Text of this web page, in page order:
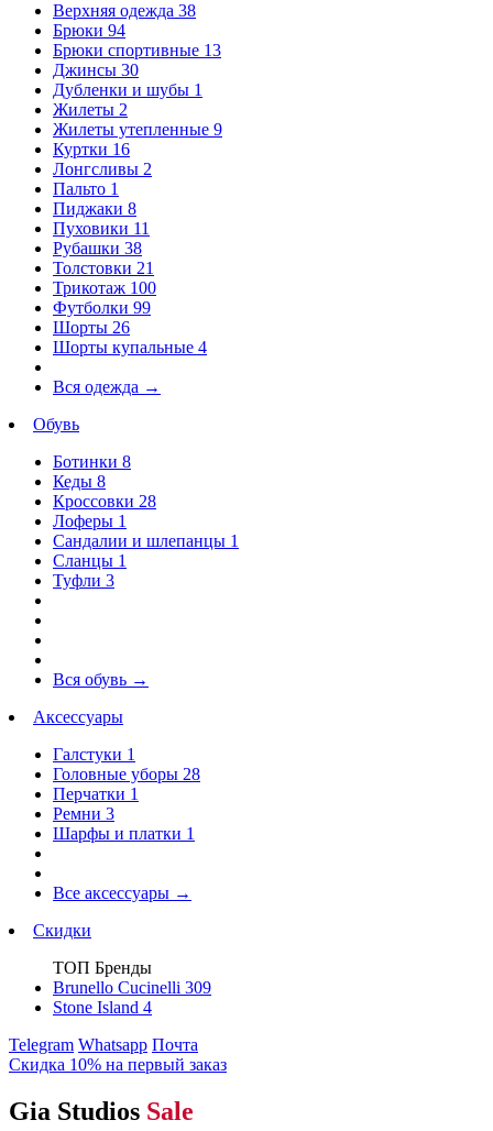
Верхняя одежда 38
Брюки 94
Брюки спортивные 13
Джинсы 30
Дубленки и шубы 1
Жилеты 2
Жилеты утепленные 9
Куртки 16
Лонгсливы 2
Пальто 1
Пиджаки 8
Пуховики 11
Рубашки 38
Толстовки 21
Трикотаж 100
Футболки 99
Шорты 26
Шорты купальные 4
Вся одежда →
Обувь
Ботинки 8
Кеды 8
Кроссовки 28
Лоферы 1
Сандалии и шлепанцы 1
Сланцы 1
Туфли 3
Вся обувь →
Аксессуары
Галстуки 1
Головные уборы 28
Перчатки 1
Ремни 3
Шарфы и платки 1
Все аксессуары →
Скидки
ТОП Бренды
Brunello Cucinelli 309
Stone Island 4
Telegram Whatsapp Почта
Скидка 10% на первый заказ
Gia Studios Sale